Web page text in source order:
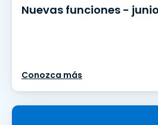
Nuevas funciones -
Conozca más